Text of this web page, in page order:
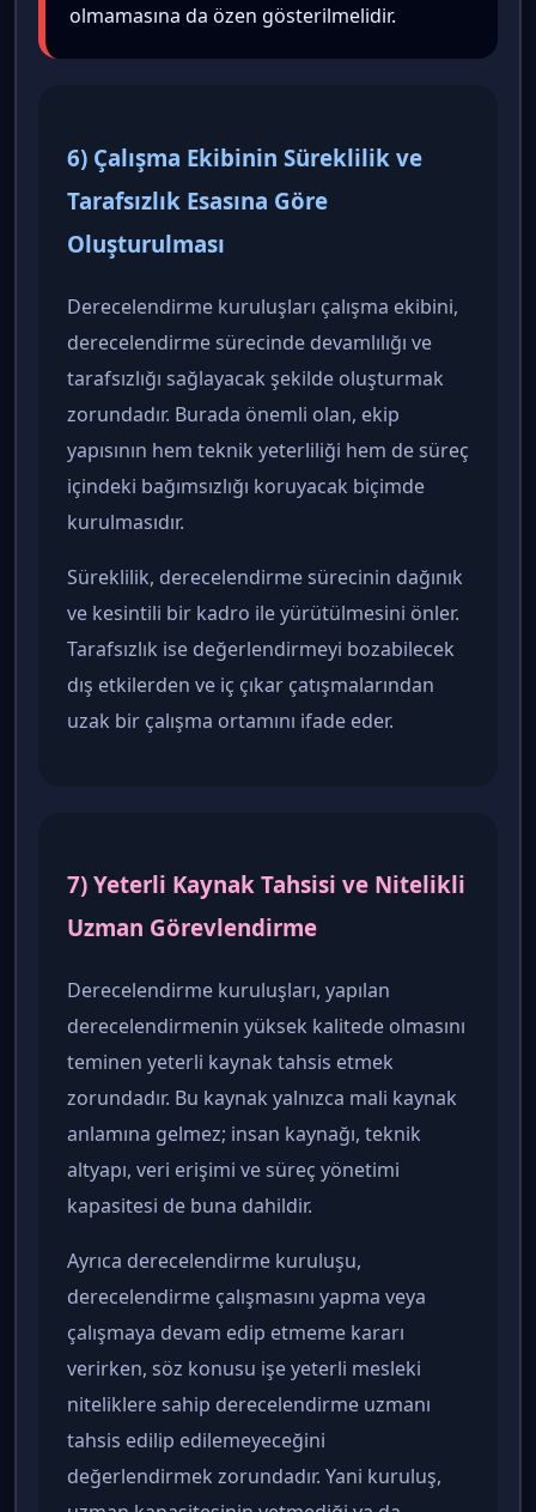
olmamasına da özen gösterilmelidir.
6) Çalışma Ekibinin Süreklilik ve
Tarafsızlık Esasına Göre
Oluşturulması
Derecelendirme kuruluşları çalışma ekibini,
derecelendirme sürecinde devamlılığı ve
tarafsızlığı sağlayacak şekilde oluşturmak
zorundadır. Burada önemli olan, ekip
yapısının hem teknik yeterliliği hem de süreç
içindeki bağımsızlığı koruyacak biçimde
kurulmasıdır.
Süreklilik, derecelendirme sürecinin dağınık
ve kesintili bir kadro ile yürütülmesini önler.
Tarafsızlık ise değerlendirmeyi bozabilecek
dış etkilerden ve iç çıkar çatışmalarından
uzak bir çalışma ortamını ifade eder.
7) Yeterli Kaynak Tahsisi ve Nitelikli
Uzman Görevlendirme
Derecelendirme kuruluşları, yapılan
derecelendirmenin yüksek kalitede olmasını
teminen yeterli kaynak tahsis etmek
zorundadır. Bu kaynak yalnızca mali kaynak
anlamına gelmez; insan kaynağı, teknik
altyapı, veri erişimi ve süreç yönetimi
kapasitesi de buna dahildir.
Ayrıca derecelendirme kuruluşu,
derecelendirme çalışmasını yapma veya
çalışmaya devam edip etmeme kararı
verirken, söz konusu işe yeterli mesleki
niteliklere sahip derecelendirme uzmanı
tahsis edilip edilemeyeceğini
değerlendirmek zorundadır. Yani kuruluş,